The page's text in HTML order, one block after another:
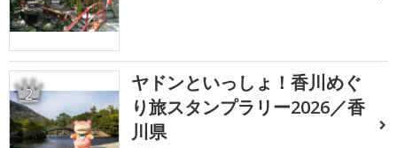
2
ヤドンといっしょ！香川めぐ
り旅スタンプラリー2026／香
川県